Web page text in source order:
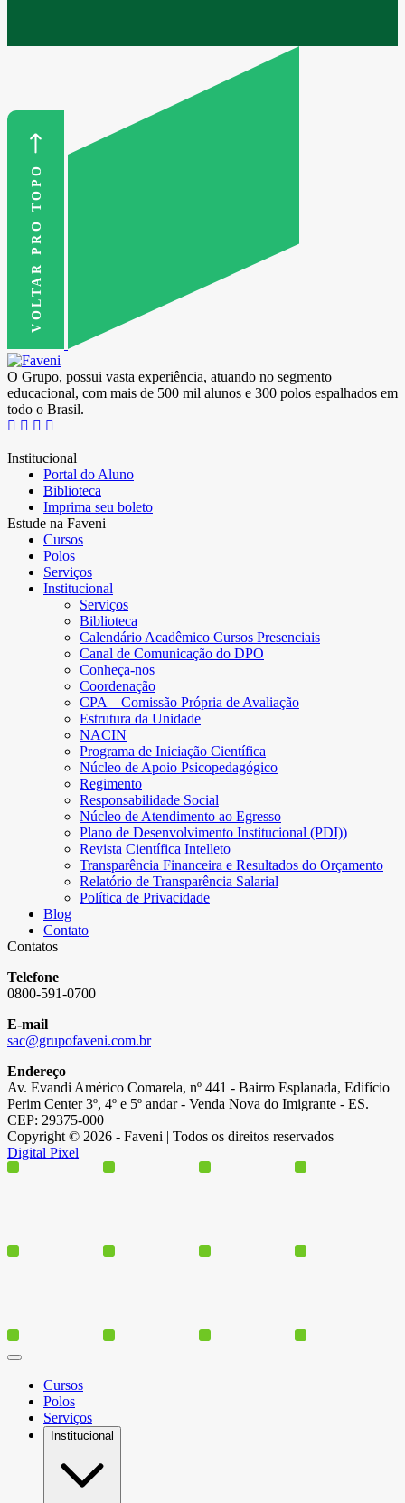
VOLTAR PRO TOPO
O Grupo, possui vasta experiência, atuando no segmento
educacional, com mais de 500 mil alunos e 300 polos espalhados em
todo o Brasil.
Institucional
Portal do Aluno
Biblioteca
Imprima seu boleto
Estude na Faveni
Cursos
Polos
Serviços
Institucional
Serviços
Biblioteca
Calendário Acadêmico Cursos Presenciais
Canal de Comunicação do DPO
Conheça-nos
Coordenação
CPA – Comissão Própria de Avaliação
Estrutura da Unidade
NACIN
Programa de Iniciação Científica
Núcleo de Apoio Psicopedagógico
Regimento
Responsabilidade Social
Núcleo de Atendimento ao Egresso
Plano de Desenvolvimento Institucional (PDI))
Revista Científica Intelleto
Transparência Financeira e Resultados do Orçamento
Relatório de Transparência Salarial
Política de Privacidade
Blog
Contato
Contatos
Telefone
0800-591-0700
E-mail
sac@grupofaveni.com.br
Endereço
Av. Evandi Américo Comarela, nº 441 - Bairro Esplanada, Edifício
Perim Center 3º, 4º e 5º andar - Venda Nova do Imigrante - ES.
CEP: 29375-000
Copyright © 2026 - Faveni | Todos os direitos reservados
Digital Pixel
Cursos
Polos
Serviços
Institucional